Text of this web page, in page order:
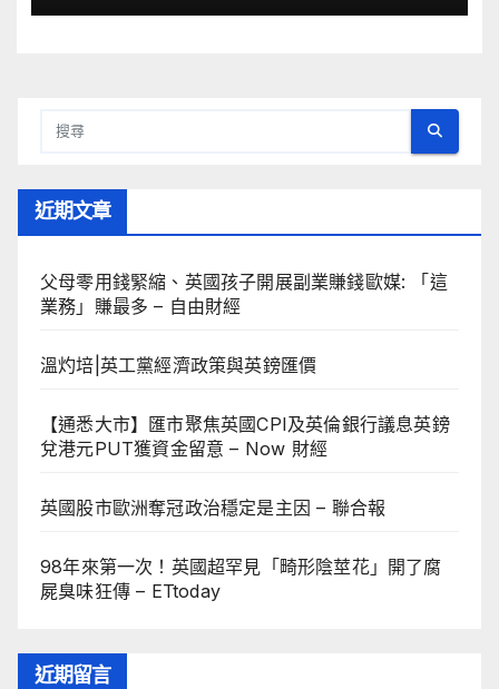
近期文章
父母零用錢緊縮、英國孩子開展副業賺錢歐媒: 「這
業務」賺最多 – 自由財經
溫灼培|英工黨經濟政策與英鎊匯價
【通悉大市】匯市聚焦英國CPI及英倫銀行議息英鎊
兌港元PUT獲資金留意 – Now 財經
英國股市歐洲奪冠政治穩定是主因 – 聯合報
98年來第一次！英國超罕見「畸形陰莖花」開了腐
屍臭味狂傳 – ETtoday
近期留言